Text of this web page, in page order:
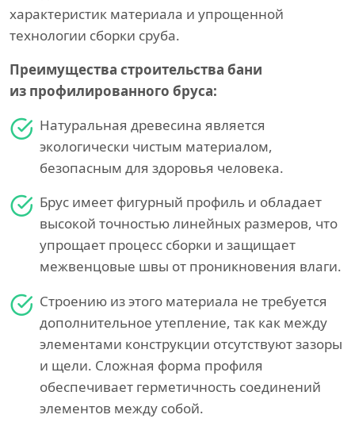
характеристик материала и упрощенной
технологии сборки сруба.
Преимущества строительства бани
из профилированного бруса:
Натуральная древесина является
экологически чистым материалом,
безопасным для здоровья человека.
Брус имеет фигурный профиль и обладает
высокой точностью линейных размеров, что
упрощает процесс сборки и защищает
межвенцовые швы от проникновения влаги.
Строению из этого материала не требуется
дополнительное утепление, так как между
элементами конструкции отсутствуют зазоры
и щели. Сложная форма профиля
обеспечивает герметичность соединений
элементов между собой.